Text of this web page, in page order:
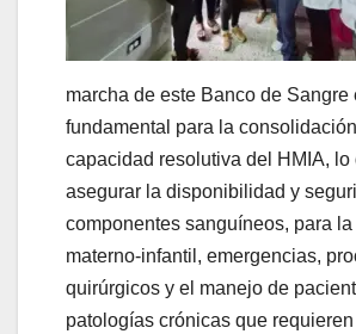
marcha de este Banco de Sangre
fundamental para la
capacidad resolutiva del HMIA, lo
asegurar la disponibilidad y
componentes sanguíneos, para
materno-infantil, emergencias,
quirúrgicos y el manejo de
patologías crónicas que requieren